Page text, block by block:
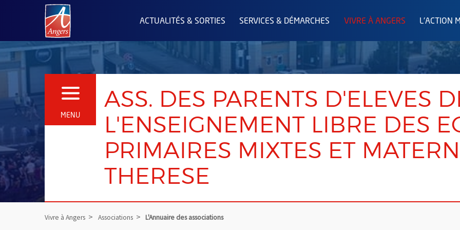
Angers.fr : Retour à l'accueil
ACTUALITÉS & SORTIES SERVICES & DÉMARCHES VIVRE À ANGERS L'ACTION
MENU
ASS. DES PARENTS D'ELEVES
L'ENSEIGNEMENT LIBRE DES
PRIMAIRES MIXTES ET
THERESE
Vivre à Angers Associations L'Annuaire des associations